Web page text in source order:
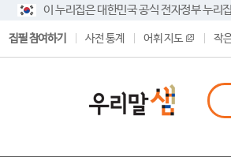
이 누리집은 대한민국 공식 전자정부 누리
집필 참여하기 사전 통계 어휘 지도 작